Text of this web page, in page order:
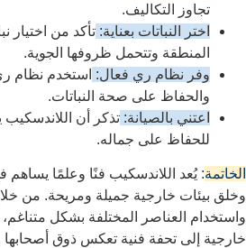
تجاوز التكاليف.
اختر النباتات بعناية: تأكد من اختيار
المنطقة وتتحمل ظروفها الجوية.
وفر نظام ري فعال: استخدم نظام
والحفاظ على صحة النباتات.
اعتني بالصيانة: تذكر أن اللاندسكيب
للحفاظ على جماله.
الخاتمة: يُعد اللاندسكيب فنًا وعلمًا يساهم
وخلق بيئات خارجية جميلة ومريحة. من
واستخدام العناصر المختلفة بشكل
خارجية إلى تحفة فنية تعكس ذوق أصحابها